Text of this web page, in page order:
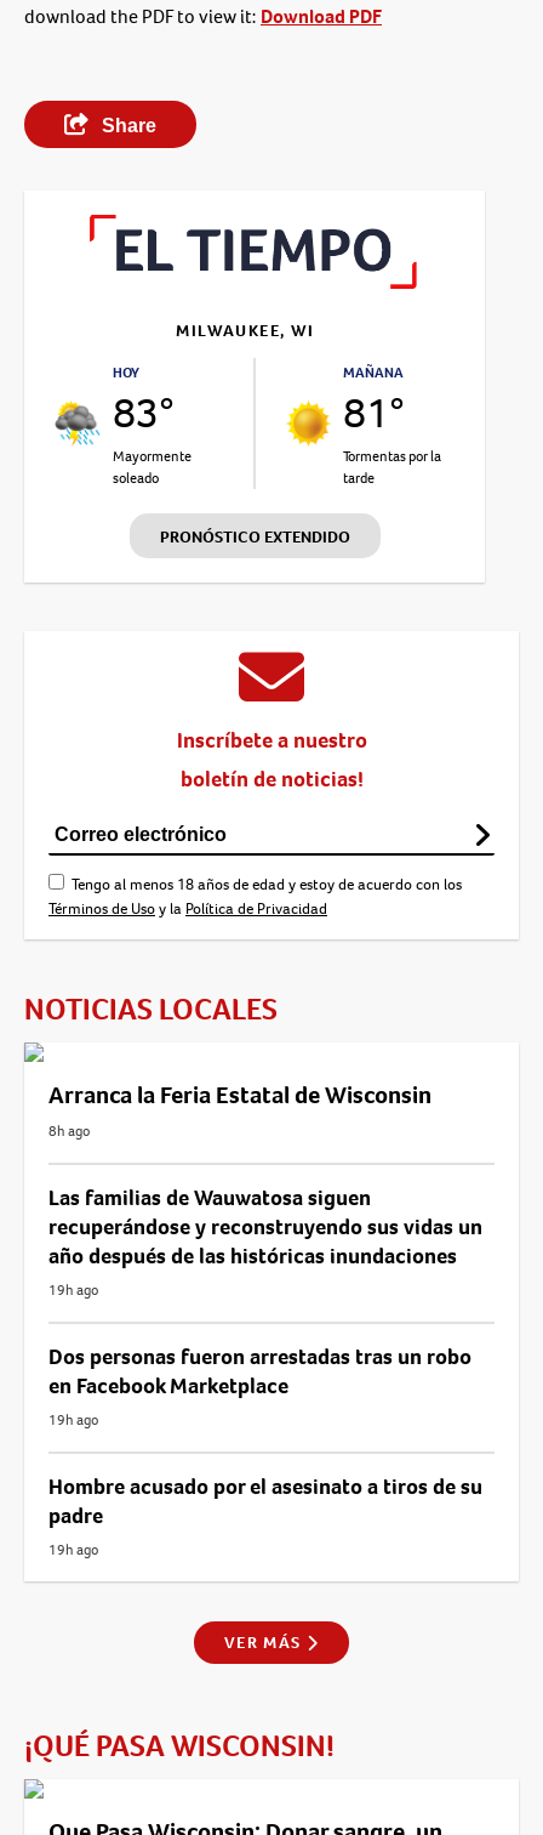
download the PDF to view it: Download PDF
Share
MILWAUKEE, WI
HOY
83°
Mayormente
soleado
MAÑANA
81°
Tormentas por la
tarde
PRONÓSTICO EXTENDIDO
Inscríbete a nuestro
boletín de noticias!
Tengo al menos 18 años de edad y estoy de acuerdo con los
Términos de Usoy la Política de Privacidad
NOTICIAS LOCALES
Arranca la Feria Estatal de Wisconsin
8h ago
Las familias de Wauwatosa siguen
recuperándose y reconstruyendo sus vidas un
año después de las históricas inundaciones
19h ago
Dos personas fueron arrestadas tras un robo
en Facebook Marketplace
19h ago
Hombre acusado por el asesinato a tiros de su
padre
19h ago
VER MÁS
¡QUÉ PASA WISCONSIN!